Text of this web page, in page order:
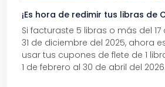
¡Es hora de redimir tus libras de
Si facturaste 5 libras o más del
31 de diciembre del 2025, ahora
usar tus cupones de flete de 1
1 de febrero al 30 de abril del 2026.